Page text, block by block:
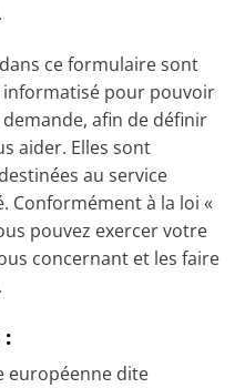
ce formulaire sont
pour pouvoir
afin de définir
aider. Elles sont
au service
Conformément à la loi «
pouvez exercer votre
concernant et les faire
européenne dite